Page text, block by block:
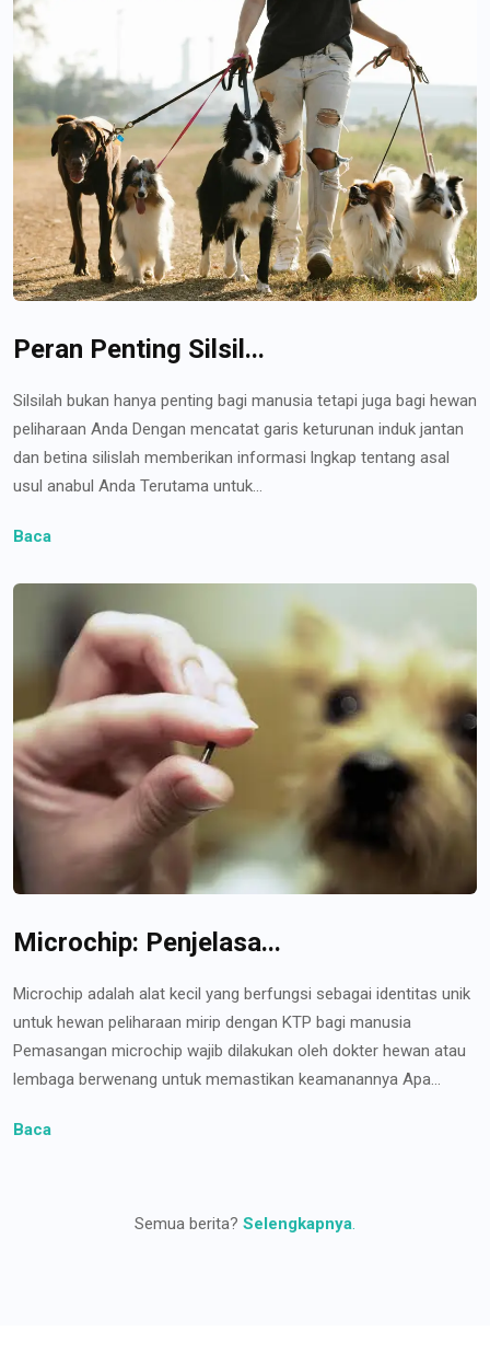
Peran Penting Silsil...
Silsilah bukan hanya penting bagi manusia tetapi juga bagi hewan
peliharaan Anda Dengan mencatat garis keturunan induk jantan
dan betina silislah memberikan informasi lngkap tentang asal
usul anabul Anda Terutama untuk...
Baca
Microchip: Penjelasa...
Microchip adalah alat kecil yang berfungsi sebagai identitas unik
untuk hewan peliharaan mirip dengan KTP bagi manusia
Pemasangan microchip wajib dilakukan oleh dokter hewan atau
lembaga berwenang untuk memastikan keamanannya Apa...
Baca
Semua berita? Selengkapnya